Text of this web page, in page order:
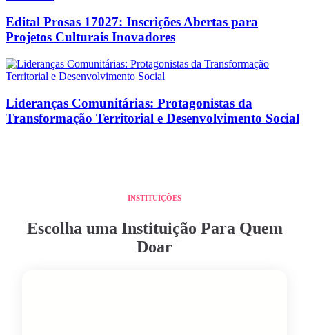
Edital Prosas 17027: Inscrições Abertas para
Projetos Culturais Inovadores
Lideranças Comunitárias: Protagonistas da
Transformação Territorial e Desenvolvimento Social
INSTITUIÇÕES
Escolha uma Instituição Para Quem
Doar